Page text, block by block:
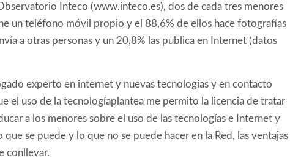
Inteco (www.inteco.es), dos de cada tres menores
un teléfono móvil propio y el 88,6% de ellos hace fotografías
a otras personas y un 20,8% las publica en Internet (datos
experto en internet y nuevas tecnologías y en contacto
el uso de la tecnologíaplantea me permito la licencia de tratar
a los menores sobre el uso de las tecnologías e Internet y
se puede y lo que no se puede hacer en la Red, las ventajas
conllevar.